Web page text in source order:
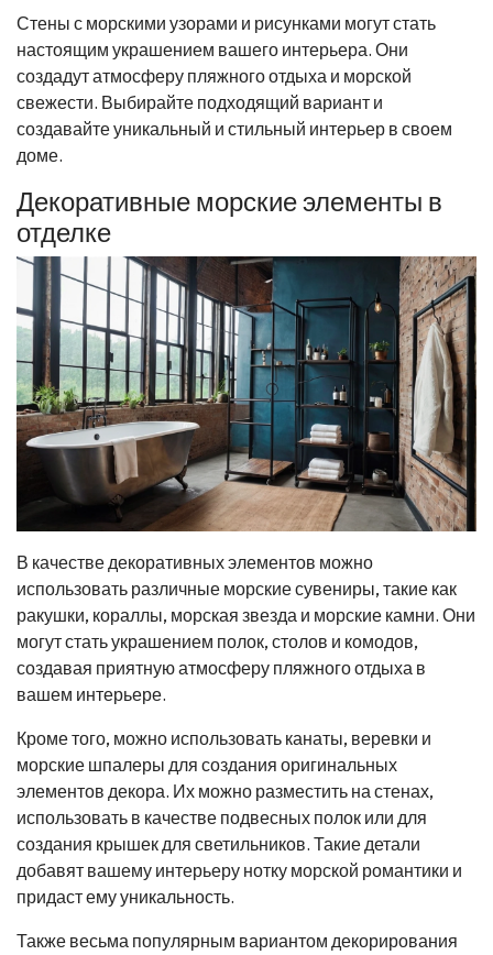
Стены с морскими узорами и рисунками могут стать
настоящим украшением вашего интерьера. Они
создадут атмосферу пляжного отдыха и морской
свежести. Выбирайте подходящий вариант и
создавайте уникальный и стильный интерьер в своем
доме.
Декоративные морские элементы в
отделке
В качестве декоративных элементов можно
использовать различные морские сувениры, такие как
ракушки, кораллы, морская звезда и морские камни. Они
могут стать украшением полок, столов и комодов,
создавая приятную атмосферу пляжного отдыха в
вашем интерьере.
Кроме того, можно использовать канаты, веревки и
морские шпалеры для создания оригинальных
элементов декора. Их можно разместить на стенах,
использовать в качестве подвесных полок или для
создания крышек для светильников. Такие детали
добавят вашему интерьеру нотку морской романтики и
придаст ему уникальность.
Также весьма популярным вариантом декорирования